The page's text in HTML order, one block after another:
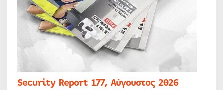
Security Report 177, Αύγουστος 2026